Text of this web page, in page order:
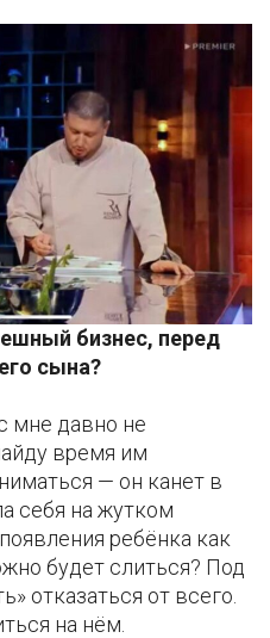
бизнес, перед
сына?
мне давно не
время им
— он канет в
себя на жутком
ребёнка как
будет слиться? Под
отказаться от всего.
на нём.